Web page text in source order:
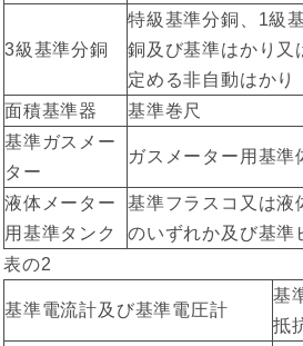
3級基準分銅
特級基準分銅、1級
銅及び基準はかり又
定める非自動はかり
面積基準器
基準巻尺
基準ガスメー
ター
ガスメーター用基準
液体メーター
用基準タンク
基準フラスコ又は液
のいずれか及び基準
表の2
基準電流計及び基準電圧計
基
抵